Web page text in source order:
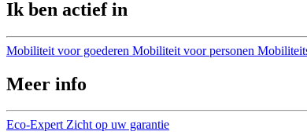
Ik ben actief in
Mobiliteit voor goederen Mobiliteit voor personen
Meer info
Eco-Expert Zicht op uw garantie